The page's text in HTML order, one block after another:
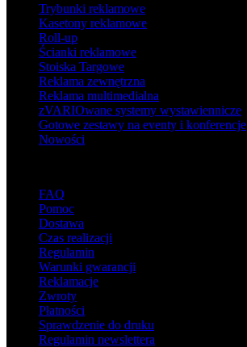
Trybunki reklamowe
Kasetony reklamowe
Roll-up
Ścianki reklamowe
Stoiska Targowe
Reklama zewnętrzna
Reklama multimedialna
zVARIOwane systemy wystawiennicze
Gotowe zestawy na eventy i konferencje
Nowości
FAQ
Pomoc
Dostawa
Czas realizacji
Regulamin
Warunki gwarancji
Reklamacje
Zwroty
Płatności
Sprawdzenie do druku
Regulamin newslettera